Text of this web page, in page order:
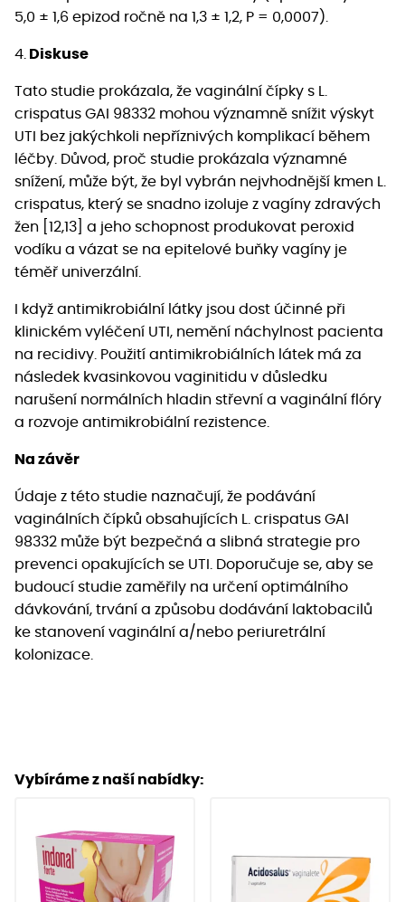
5,0 ± 1,6 epizod ročně na 1,3 ± 1,2, P = 0,0007).
4. Diskuse
Tato studie prokázala, že vaginální čípky s L.
crispatus GAI 98332 mohou významně snížit výskyt
UTI bez jakýchkoli nepříznivých komplikací během
léčby. Důvod, proč studie prokázala významné
snížení, může být, že byl vybrán nejvhodnější kmen L.
crispatus, který se snadno izoluje z vagíny zdravých
žen [12,13] a jeho schopnost produkovat peroxid
vodíku a vázat se na epitelové buňky vagíny je
téměř univerzální.
I když antimikrobiální látky jsou dost účinné při
klinickém vyléčení UTI, nemění náchylnost pacienta
na recidivy. Použití antimikrobiálních látek má za
následek kvasinkovou vaginitidu v důsledku
narušení normálních hladin střevní a vaginální flóry
a rozvoje antimikrobiální rezistence.
Na závěr
Údaje z této studie naznačují, že podávání
vaginálních čípků obsahujících L. crispatus GAI
98332 může být bezpečná a slibná strategie pro
prevenci opakujících se UTI. Doporučuje se, aby se
budoucí studie zaměřily na určení optimálního
dávkování, trvání a způsobu dodávání laktobacilů
ke stanovení vaginální a/nebo periuretrální
kolonizace.
Vybíráme z naší nabídky: